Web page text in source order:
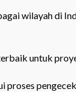
wilayah di
untuk